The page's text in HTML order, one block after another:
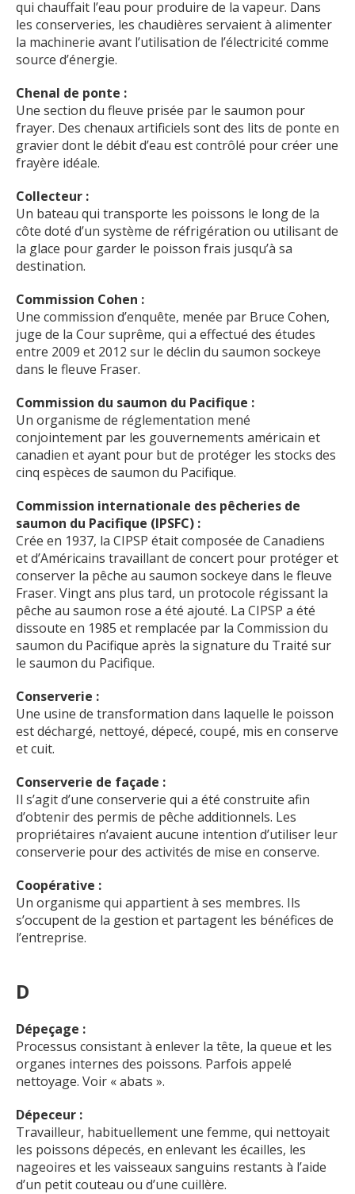
qui chauffait l’eau pour produire de la vapeur. Dans
les conserveries, les chaudières servaient à alimenter
la machinerie avant l’utilisation de l’électricité comme
source d’énergie.
Chenal de ponte :
Une section du fleuve prisée par le saumon pour
frayer. Des chenaux artificiels sont des lits de ponte en
gravier dont le débit d’eau est contrôlé pour créer une
frayère idéale.
Collecteur :
Un bateau qui transporte les poissons le long de la
côte doté d’un système de réfrigération ou utilisant de
la glace pour garder le poisson frais jusqu’à sa
destination.
Commission Cohen :
Une commission d’enquête, menée par Bruce Cohen,
juge de la Cour suprême, qui a effectué des études
entre 2009 et 2012 sur le déclin du saumon sockeye
dans le fleuve Fraser.
Commission du saumon du Pacifique :
Un organisme de réglementation mené
conjointement par les gouvernements américain et
canadien et ayant pour but de protéger les stocks des
cinq espèces de saumon du Pacifique.
Commission internationale des pêcheries de
saumon du Pacifique (IPSFC) :
Crée en 1937, la CIPSP était composée de Canadiens
et d’Américains travaillant de concert pour protéger et
conserver la pêche au saumon sockeye dans le fleuve
Fraser. Vingt ans plus tard, un protocole régissant la
pêche au saumon rose a été ajouté. La CIPSP a été
dissoute en 1985 et remplacée par la Commission du
saumon du Pacifique après la signature du Traité sur
le saumon du Pacifique.
Conserverie :
Une usine de transformation dans laquelle le poisson
est déchargé, nettoyé, dépecé, coupé, mis en conserve
et cuit.
Conserverie de façade :
Il s’agit d’une conserverie qui a été construite afin
d’obtenir des permis de pêche additionnels. Les
propriétaires n’avaient aucune intention d’utiliser leur
conserverie pour des activités de mise en conserve.
Coopérative :
Un organisme qui appartient à ses membres. Ils
s’occupent de la gestion et partagent les bénéfices de
l’entreprise.
D
Dépeçage :
Processus consistant à enlever la tête, la queue et les
organes internes des poissons. Parfois appelé
nettoyage. Voir « abats ».
Dépeceur :
Travailleur, habituellement une femme, qui nettoyait
les poissons dépecés, en enlevant les écailles, les
nageoires et les vaisseaux sanguins restants à l’aide
d’un petit couteau ou d’une cuillère.